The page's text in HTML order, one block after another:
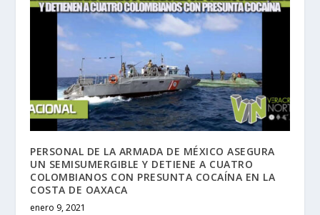
PERSONAL DE LA ARMADA DE MÉXICO ASEGURA
UN SEMISUMERGIBLE Y DETIENE A CUATRO
COLOMBIANOS CON PRESUNTA COCAÍNA EN LA
COSTA DE OAXACA
enero 9, 2021